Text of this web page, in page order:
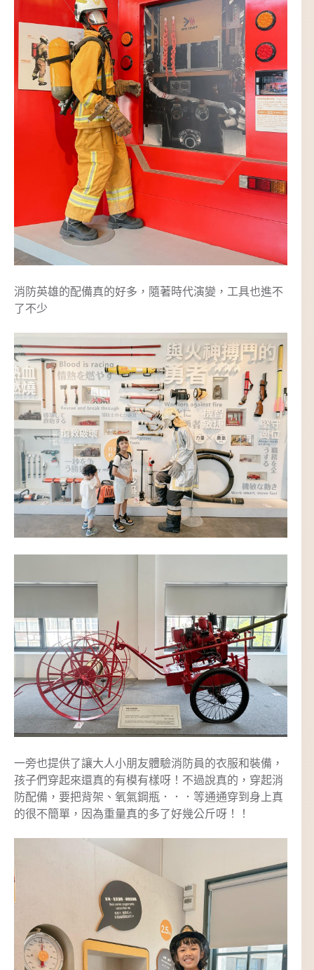
消防英雄的配備真的好多，隨著時代演變，工具也進不
了不少
一旁也提供了讓大人小朋友體驗消防員的衣服和裝備，
孩子們穿起來還真的有模有樣呀！不過說真的，穿起消
防配備，要把背架、氧氣鋼瓶．．．等通通穿到身上真
的很不簡單，因為重量真的多了好幾公斤呀！！